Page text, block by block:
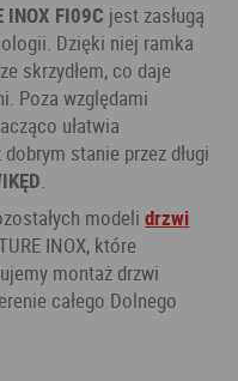
INOX FI09C jest zasługą
Dzięki niej ramka
skrzydłem, co daje
Poza względami
ułatwia
stanie przez długi
.
modelidrzwi
INOX, które
montaż drzwi
całego Dolnego